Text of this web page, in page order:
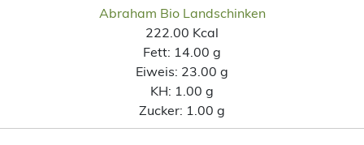
Abraham Bio Landschinken
222.00 Kcal
Fett: 14.00 g
Eiweis: 23.00 g
KH: 1.00 g
Zucker: 1.00 g